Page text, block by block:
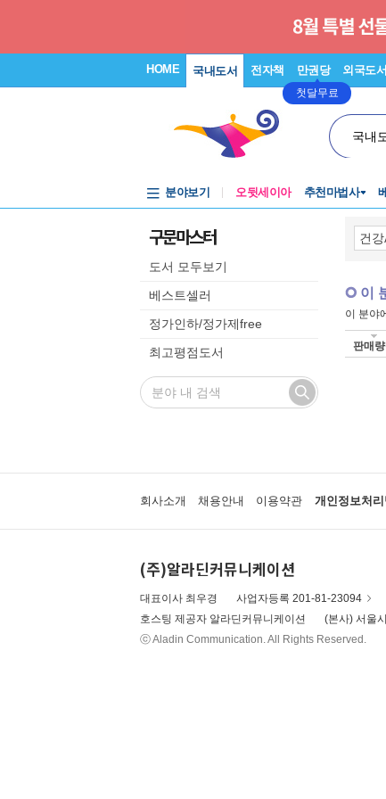
HOME 국내도서 전자책 만권당
첫달무료
외국도서
국내
분야보기 오뒷세이아 추천마법사
구문마스터
도서 모두보기
베스트셀러
정가인하/정가제free
최고평점도서
이
이 분야에
판매
회사소개 채용안내 이용약관 개인정보처리
(주)알라딘커뮤니케이션
대표이사 최우경 사업자등록 201-81-23094
호스팅 제공자 알라딘커뮤니케이션
(본사) 서울
ⓒ Aladin Communication. All Rights Reserved.